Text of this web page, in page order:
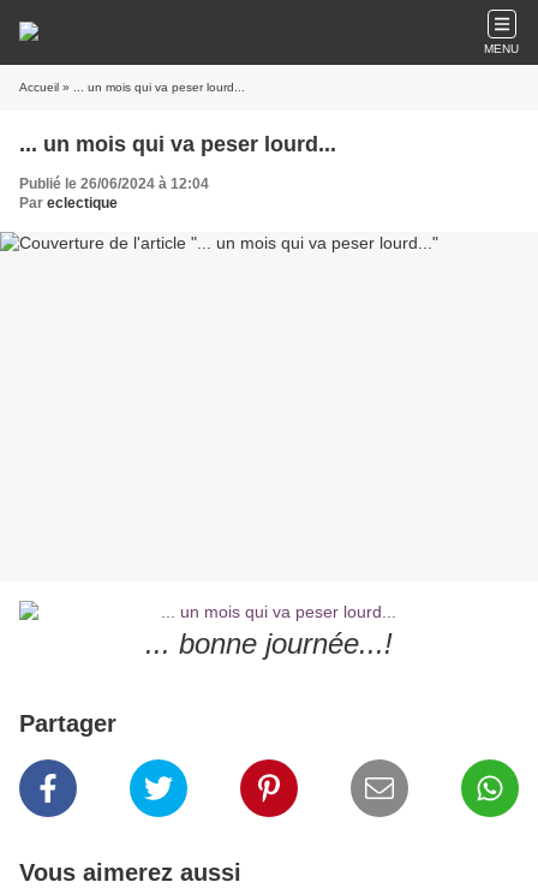
MENU
Accueil » ... un mois qui va peser lourd...
... un mois qui va peser lourd...
Publié le 26/06/2024 à 12:04
Par eclectique
... bonne journée...!
Partager
Vous aimerez aussi